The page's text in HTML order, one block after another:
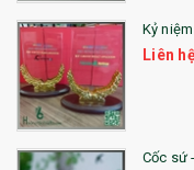
26. QUÀ TẶNG
28. BỘ ĐỒ ĂN CAO CẤP
29. MÓC KHOÁ
31. TÚI VẢI KHÔNG DỆT
Kỷ
Liên
Cốc sứ